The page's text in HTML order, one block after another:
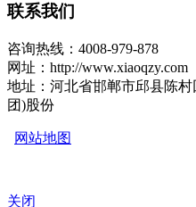
联系我们
咨询热线：4008-979-878
网址：http://www.xiaoqzy.com
地址：河北省邯郸市邱县陈
团)股份
网站地图
关闭